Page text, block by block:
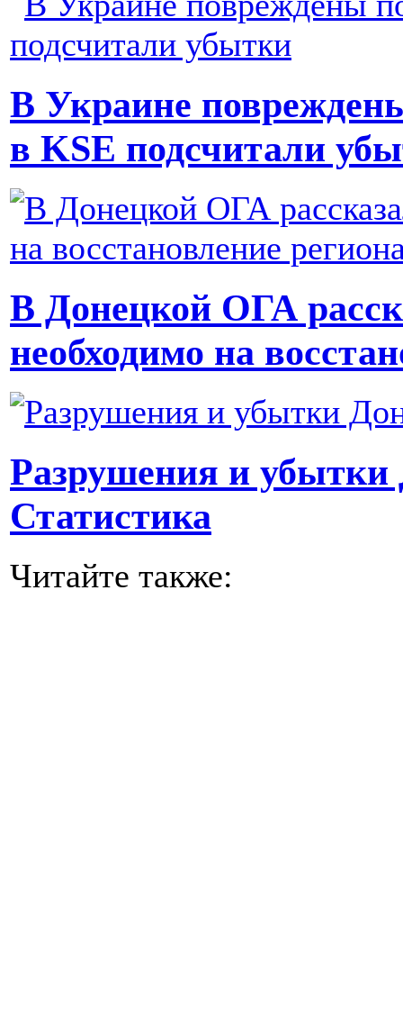
В Украине
в KSE подсчитали
В Донецкой ОГА
необходимо на
Разрушения и убытки
Статистика
Читайте также: